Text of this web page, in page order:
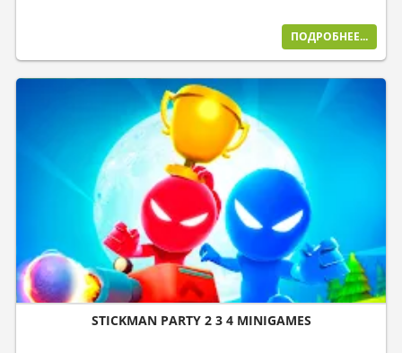
ПОДРОБНЕЕ...
STICKMAN PARTY 2 3 4 MINIGAMES